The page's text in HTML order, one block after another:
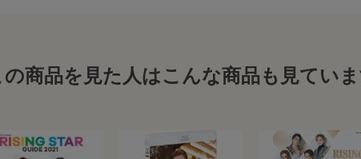
の商品を見た人はこんな商品も見てい